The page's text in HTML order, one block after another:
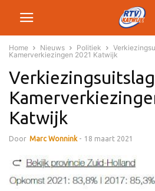
Home Nieuws Politiek
Kamerverkiezingen 2021 Katwijk
Katwijk
Door Marc Wonnink - 18 maart 2021